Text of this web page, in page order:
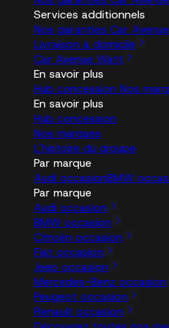
Services additionnels
Nos garanties Car Avenue
Livraison à domicile
Car Avenue Watt
En savoir plus
Hub concession Nos
En savoir plus
Hub concession
Nos marques
L'histoire du groupe
Par marque
Audi occasionBMW
Par marque
Audi occasion
BMW occasion
Citroën occasion
Fiat occasion
Jeep occasion
Mercedes-Benz occasion
Peugeot occasion
Renault occasion